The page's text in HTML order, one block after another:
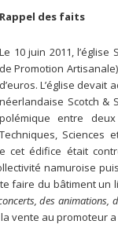
Rappel des faits
Le 10 juin 2011, l’église
de Promotion
d’euros. L’église devait
néerlandaise Scotch &
polémique entre deux
Techniques, Sciences
cet édifice était
namuroise
faire du bâtiment
des animations,
vente au promoteur